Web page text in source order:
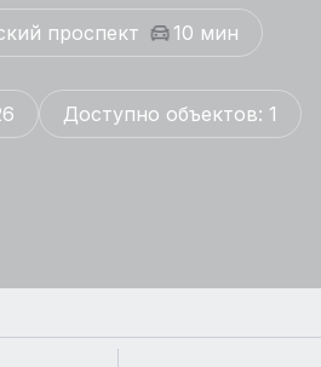
проспект 10 мин
Доступно объектов: 1